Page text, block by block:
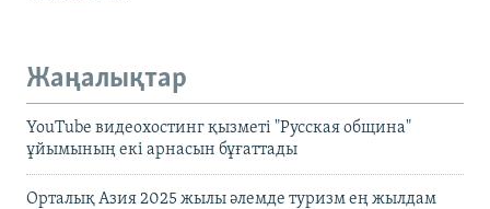
Жаңалықтар
YouTube видеохостинг қызметі "Русская община"
ұйымының екі арнасын бұғаттады
Орталық Азия 2025 жылы әлемде туризм ең жылдам